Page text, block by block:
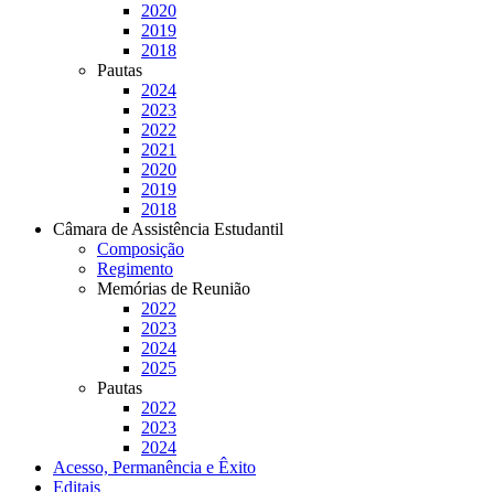
2020
2019
2018
Pautas
2024
2023
2022
2021
2020
2019
2018
Câmara de Assistência Estudantil
Composição
Regimento
Memórias de Reunião
2022
2023
2024
2025
Pautas
2022
2023
2024
Acesso, Permanência e Êxito
Editais